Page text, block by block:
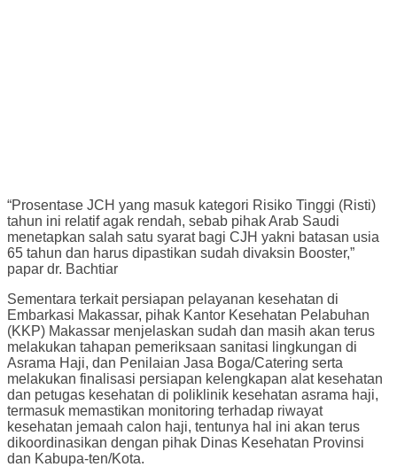
“Prosentase JCH yang masuk kategori Risiko Tinggi (Risti)
tahun ini relatif agak rendah, sebab pihak Arab Saudi
menetapkan salah satu syarat bagi CJH yakni batasan usia
65 tahun dan harus dipastikan sudah divaksin Booster,”
papar dr. Bachtiar
Sementara terkait persiapan pelayanan kesehatan di
Embarkasi Makassar, pihak Kantor Kesehatan Pelabuhan
(KKP) Makassar menjelaskan sudah dan masih akan terus
melakukan tahapan pemeriksaan sanitasi lingkungan di
Asrama Haji, dan Penilaian Jasa Boga/Catering serta
melakukan finalisasi persiapan kelengkapan alat kesehatan
dan petugas kesehatan di poliklinik kesehatan asrama haji,
termasuk memastikan monitoring terhadap riwayat
kesehatan jemaah calon haji, tentunya hal ini akan terus
dikoordinasikan dengan pihak Dinas Kesehatan Provinsi
dan Kabupa-ten/Kota.